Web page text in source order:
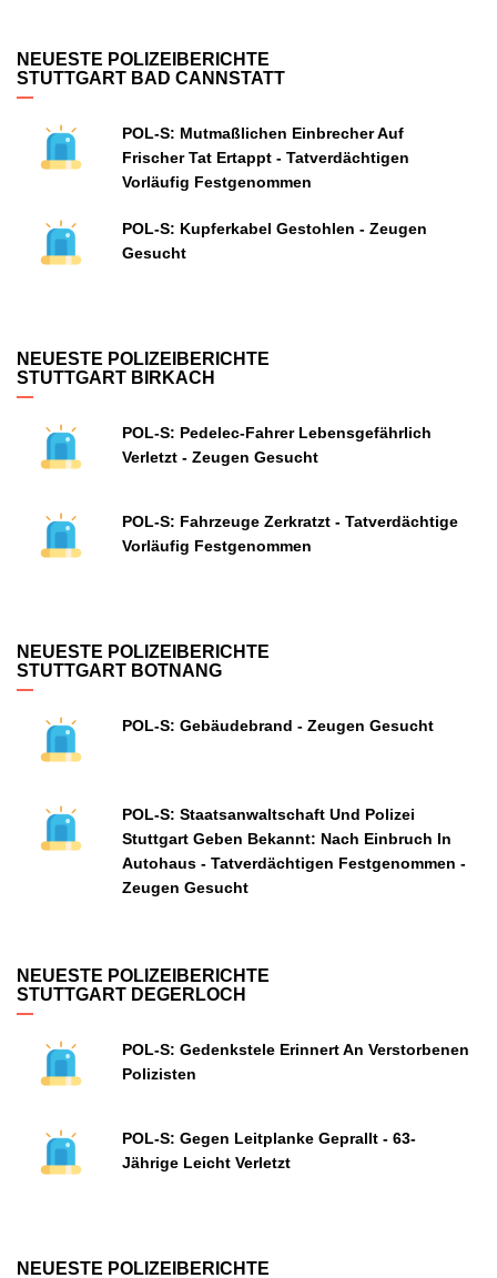
NEUESTE POLIZEIBERICHTE
STUTTGART BAD CANNSTATT
POL-S: Mutmaßlichen Einbrecher Auf
Frischer Tat Ertappt - Tatverdächtigen
Vorläufig Festgenommen
POL-S: Kupferkabel Gestohlen - Zeugen
Gesucht
NEUESTE POLIZEIBERICHTE
STUTTGART BIRKACH
POL-S: Pedelec-Fahrer Lebensgefährlich
Verletzt - Zeugen Gesucht
POL-S: Fahrzeuge Zerkratzt - Tatverdächtige
Vorläufig Festgenommen
NEUESTE POLIZEIBERICHTE
STUTTGART BOTNANG
POL-S: Gebäudebrand - Zeugen Gesucht
POL-S: Staatsanwaltschaft Und Polizei
Stuttgart Geben Bekannt: Nach Einbruch In
Autohaus - Tatverdächtigen Festgenommen -
Zeugen Gesucht
NEUESTE POLIZEIBERICHTE
STUTTGART DEGERLOCH
POL-S: Gedenkstele Erinnert An Verstorbenen
Polizisten
POL-S: Gegen Leitplanke Geprallt - 63-
Jährige Leicht Verletzt
NEUESTE POLIZEIBERICHTE